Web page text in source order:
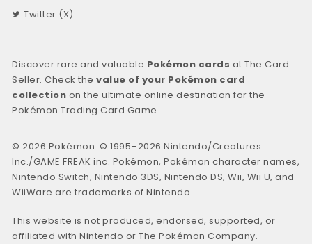
Twitter (X)
Discover rare and valuable Pokémon cards at The Card
Seller. Check thevalue of your Pokémon card
collection on the ultimate online destination for the
Pokémon Trading Card Game.
© 2026 Pokémon. © 1995–2026 Nintendo/Creatures
Inc./GAME FREAK inc. Pokémon, Pokémon character names,
Nintendo Switch, Nintendo 3DS, Nintendo DS, Wii, Wii U, and
WiiWare are trademarks of Nintendo.
This website is not produced, endorsed, supported, or
affiliated with Nintendo or The Pokémon Company.